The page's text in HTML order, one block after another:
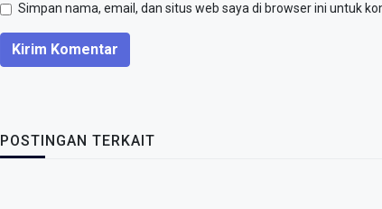
Simpan nama, email, dan situs web saya di browser ini untuk
Kirim Komentar
POSTINGAN TERKAIT